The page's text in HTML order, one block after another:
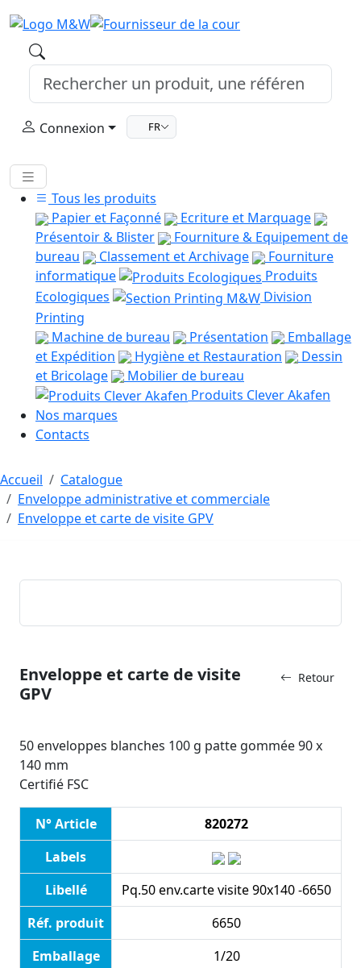
Connexion FR
Tous les produits
Papier et Façonné
Ecriture et Marquage
Présentoir & Blister
Fourniture & Equipement de
bureau
Classement et Archivage
Fourniture
informatique
Produits
Ecologiques
Division
Printing
Machine de bureau
Présentation
Emballage
et Expédition
Hygiène et Restauration
Dessin
et Bricolage
Mobilier de bureau
Produits Clever Akafen
Nos marques
Contacts
Accueil
Catalogue
Enveloppe administrative et commerciale
Enveloppe et carte de visite GPV
Retour
Enveloppe et carte de visite
GPV
50 enveloppes blanches 100 g patte gommée 90 x
140 mm
Certifié FSC
N° Article
820272
Labels
Libellé
Pq.50 env.carte visite 90x140 -6650
Réf. produit
6650
Emballage
1/20